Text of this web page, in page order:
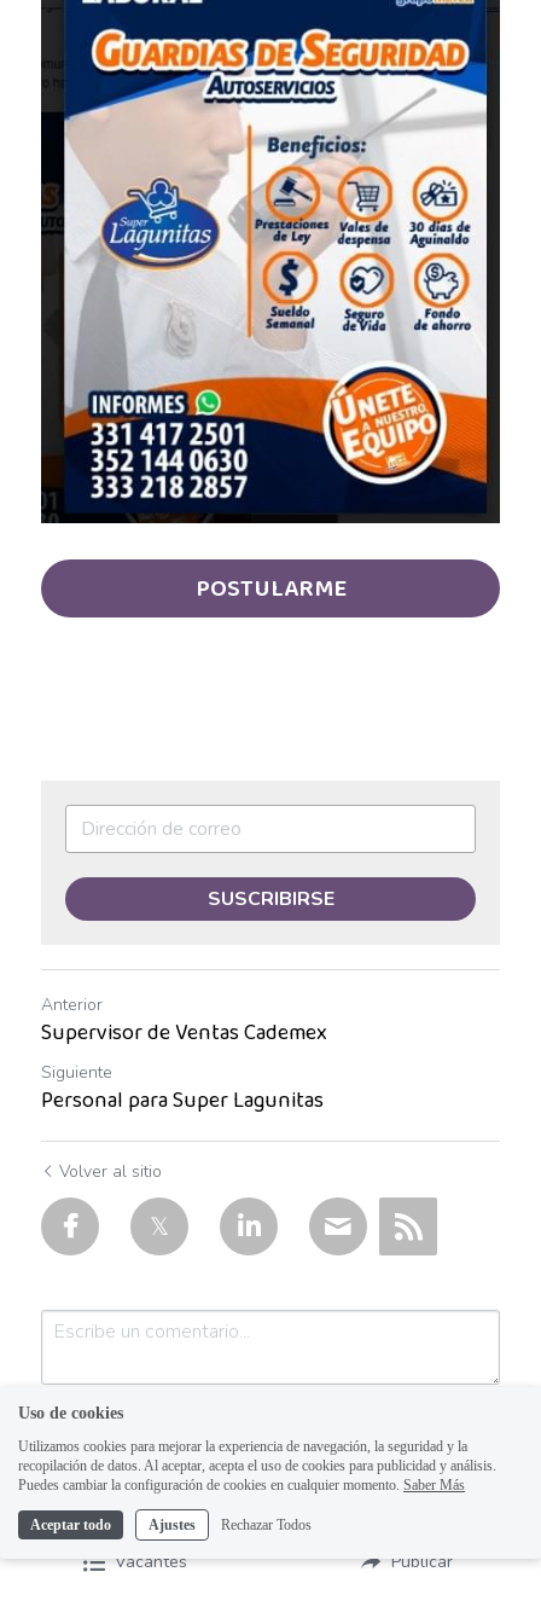
Almacenista Cajero
Almacenistas
Analista de Inventarios
Analista de precios unitarios
Asesor Bancario
Asesor comercial
Asesor Comercial
Asesor de credito
asesor de ventas
Asesor de Ventas
ASESOR INMOBILIARIO
Auditor
AUXILIAR ADMINISTRATIVO CONTABLE
Auxiliar Contable
Auxiliar de Almacén
Auxiliar de Caja General
Auxiliar de cajas
Auxiliar de Limpieza
Auxiliar de Logística de Patio
Publica tu vacante
POSTULARME
SUSCRIBIRSE
Anterior
Supervisor de Ventas Cademex
Siguiente
Personal para Super Lagunitas
Volver al sitio
Vacantes Publicar
Uso de cookies
Utilizamos cookies para mejorar la experiencia de navegación, la seguridad y la
recopilación de datos. Al aceptar, acepta el uso de cookies para publicidad y análisis.
Puedes cambiar la configuración de cookies en cualquier momento. Saber Más
Aceptar todo Ajustes Rechazar Todos